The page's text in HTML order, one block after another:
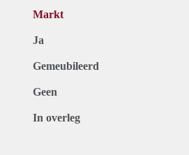
Markt
Ja
Gemeubileerd
Geen
In overleg